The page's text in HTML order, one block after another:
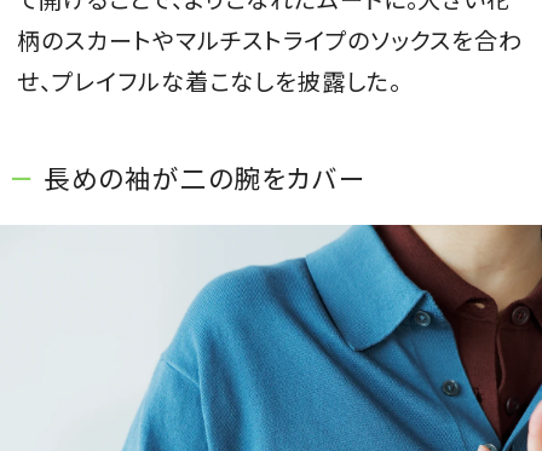
柄のスカートやマルチストライプのソックスを合わ
せ、プレイフルな着こなしを披露した。
長めの袖が二の腕をカバー